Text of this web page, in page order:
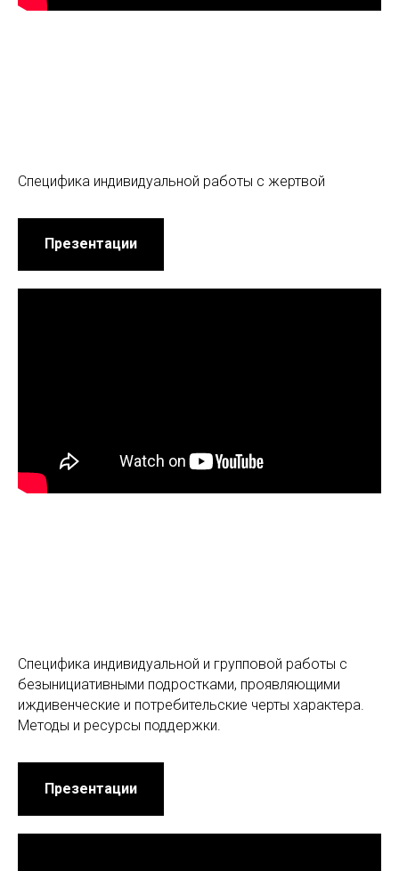
Специфика индивидуальной работы с жертвой
Презентации
Специфика индивидуальной и групповой работы с
безынициативными подростками, проявляющими
иждивенческие и потребительские черты характера.
Методы и ресурсы поддержки.
Презентации